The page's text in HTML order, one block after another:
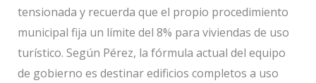
tensionada y recuerda que el propio procedimiento
municipal fija un límite del 8% para viviendas de uso
turístico. Según Pérez, la fórmula actual del equipo
de gobierno es destinar edificios completos a uso